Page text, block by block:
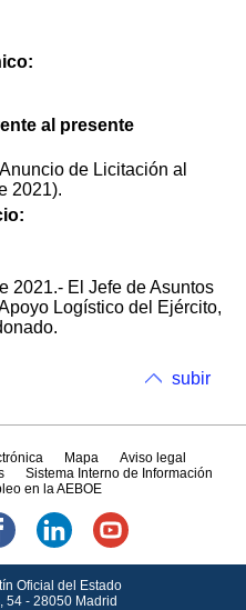
al presente
de Licitación al
2021).
2021.- El Jefe de Asuntos
Logístico del Ejército,
subir
Mapa
Aviso legal
Sistema Interno de Información
en la AEBOE
Oficial del Estado
- 28050 Madrid